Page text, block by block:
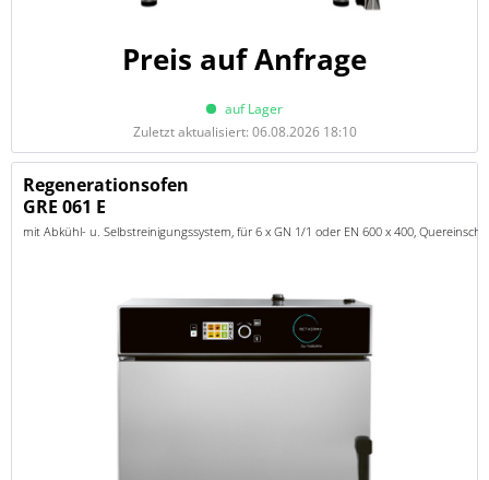
Preis auf Anfrage
auf Lager
Zuletzt aktualisiert: 06.08.2026 18:10
Regenerationsofen
GRE 061 E
mit Abkühl- u. Selbstreinigungssystem, für 6 x GN 1/1 oder EN 600 x 400,